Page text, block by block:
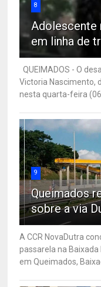
8
Adolescente
em linha de
QUEIMADOS - O
Victoria Nascimento,
nesta quarta-feira
9
Queimados
sobre a via
A CCR NovaDutra
passarela na Baixada
em Queimados,